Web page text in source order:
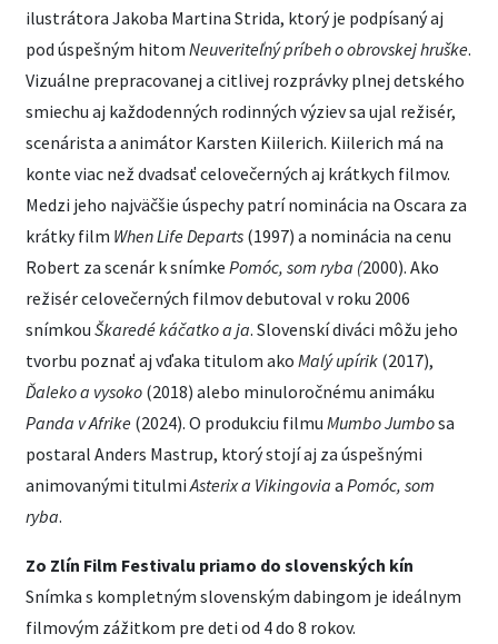
ilustrátora Jakoba Martina Strida, ktorý je podpísaný aj
pod úspešným hitom Neuveriteľný príbeh o obrovskej hruške.
Vizuálne prepracovanej a citlivej rozprávky plnej detského
smiechu aj každodenných rodinných výziev sa ujal režisér,
scenárista a animátor Karsten Kiilerich. Kiilerich má na
konte viac než dvadsať celovečerných aj krátkych filmov.
Medzi jeho najväčšie úspechy patrí nominácia na Oscara za
krátky film When Life Departs (1997) a nominácia na cenu
Robert za scenár k snímke Pomóc, som ryba (2000). Ako
režisér celovečerných filmov debutoval v roku 2006
snímkou Škaredé káčatko a ja. Slovenskí diváci môžu jeho
tvorbu poznať aj vďaka titulom ako Malý upírik (2017),
Ďaleko a vysoko (2018) alebo minuloročnému animáku
Panda v Afrike (2024). O produkciu filmu Mumbo Jumbosa
postaral Anders Mastrup, ktorý stojí aj za úspešnými
animovanými titulmiAsterix a Vikingovia a Pomóc, som
ryba.
Zo Zlín Film Festivalu priamo do slovenských kín
Snímka s kompletným slovenským dabingom je ideálnym
filmovým zážitkom pre deti od 4 do 8 rokov.